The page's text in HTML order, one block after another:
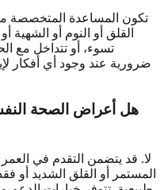
تكون المساعدة المتخصصة
القلق أو النوم أو الشهية
تسوء، أو تتداخل مع
ضرورية عند وجود أي أفكار
هل أعراض الصحة
لا. قد يتضمن التقدم في
المستمر أو القلق الشديد أو